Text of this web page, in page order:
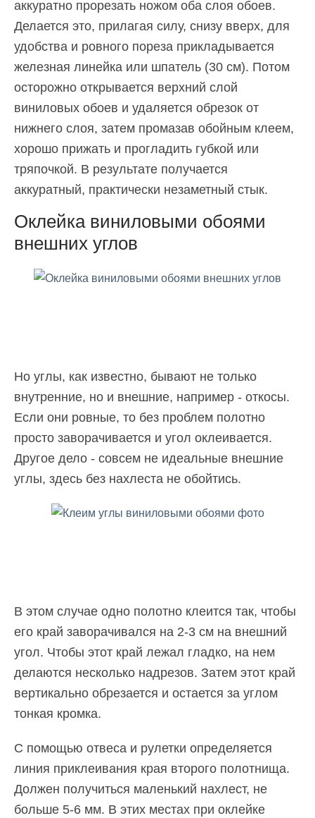
аккуратно прорезать ножом оба слоя обоев.
Делается это, прилагая силу, снизу вверх, для
удобства и ровного пореза прикладывается
железная линейка или шпатель (30 см). Потом
осторожно открывается верхний слой
виниловых обоев и удаляется обрезок от
нижнего слоя, затем промазав обойным клеем,
хорошо прижать и прогладить губкой или
тряпочкой. В результате получается
аккуратный, практически незаметный стык.
Оклейка виниловыми обоями
внешних углов
Но углы, как известно, бывают не только
внутренние, но и внешние, например - откосы.
Если они ровные, то без проблем полотно
просто заворачивается и угол оклеивается.
Другое дело - совсем не идеальные внешние
углы, здесь без нахлеста не обойтись.
В этом случае одно полотно клеится так, чтобы
его край заворачивался на 2-3 см на внешний
угол. Чтобы этот край лежал гладко, на нем
делаются несколько надрезов. Затем этот край
вертикально обрезается и остается за углом
тонкая кромка.
С помощью отвеса и рулетки определяется
линия приклеивания края второго полотнища.
Должен получиться маленький нахлест, не
больше 5-6 мм. В этих местах при оклейке